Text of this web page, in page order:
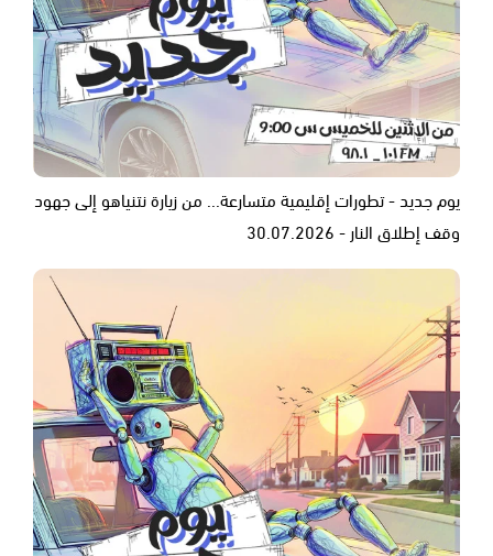
يوم جديد - تطورات إقليمية متسارعة... من زيارة نتنياهو إلى جهود
وقف إطلاق النار - 30.07.2026